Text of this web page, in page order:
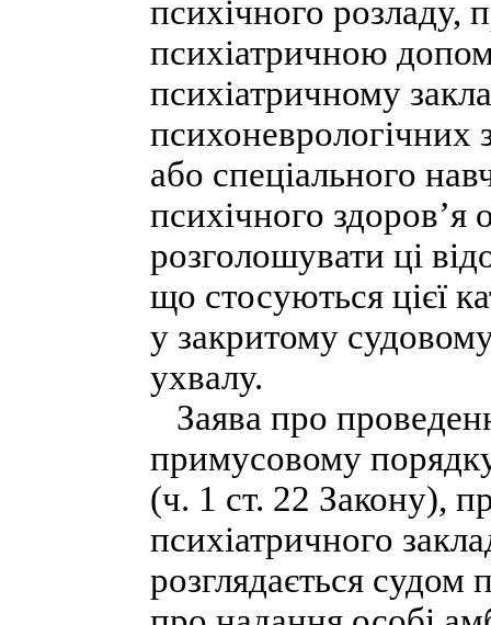
психічного розладу,
психіатричною
психіатричному
психоневрологічних
або спеціального
психічного здоров’я
розголошувати ці
що стосуються цієї
у закритому
ухвалу.
Заява про
примусовому
(ч. 1 ст. 22 Закону),
психіатричного
розглядається судом